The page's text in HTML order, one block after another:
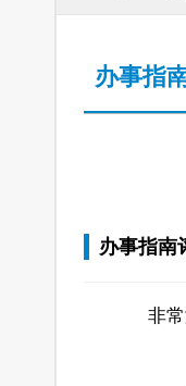
办事指
办事指南
非